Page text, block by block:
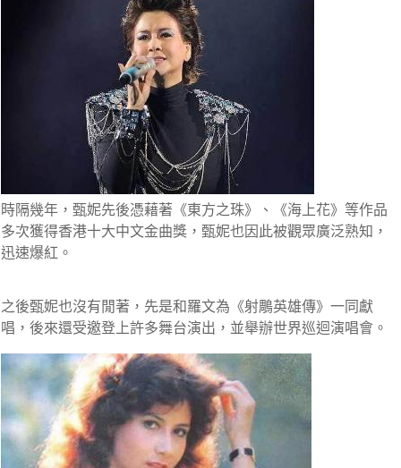
時隔幾年，甄妮先後憑藉著 《東方之珠》、《海上花》 等作品
多次獲得香港十大中文金曲獎，甄妮也因此被觀眾廣泛熟知，
迅速爆紅。
之後甄妮也沒有閒著，先是和羅文為 《射鵰英雄傳》 一同獻
唱，後來還受邀登上許多舞台演出，並舉辦世界巡迴演唱會。